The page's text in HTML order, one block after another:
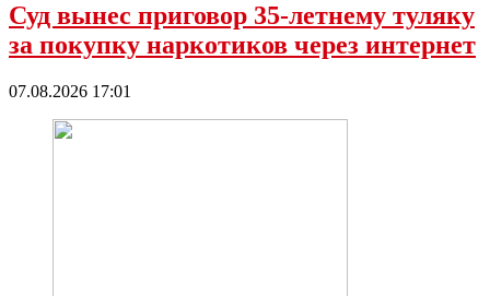
Суд вынес приговор 35-летнему туляку
за покупку наркотиков через интернет
07.08.2026 17:01